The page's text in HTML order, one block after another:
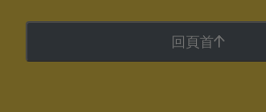
回頁首